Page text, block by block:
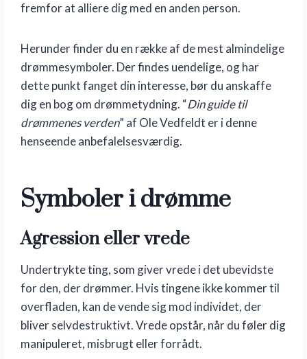
fremfor at alliere dig med en anden person.
Herunder finder du en række af de mest almindelige
drømmesymboler. Der findes uendelige, og har
dette punkt fanget din interesse, bør du anskaffe
dig en bog om drømmetydning. “Din guide til
drømmenes verden” af Ole Vedfeldt er i denne
henseende anbefalelsesværdig.
Symboler i drømme
Agression eller vrede
Undertrykte ting, som giver vrede i det ubevidste
for den, der drømmer. Hvis tingene ikke kommer til
overfladen, kan de vende sig mod individet, der
bliver selvdestruktivt. Vrede opstår, når du føler dig
manipuleret, misbrugt eller forrådt.